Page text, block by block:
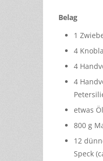
Belag
1
4
4
4
etwas Öl
800 g
12
Speck